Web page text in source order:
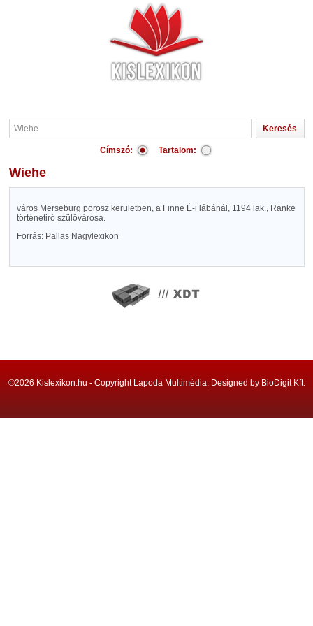
Címszó: Tartalom:
Wiehe
város Merseburg porosz kerületben, a Finne É-i lábánál, 1194 lak., Ranke
történetiró szülővárosa.
Forrás: Pallas Nagylexikon
©2026 Kislexikon.hu - Copyright Lapoda Multimédia, Designed by BioDigit Kft.